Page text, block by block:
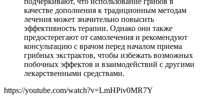
качестве дополнения к традиционным методам
лечения может значительно повысить
эффективность терапии. Однако они также
предостерегают от самолечения и рекомендуют
консультацию с врачом перед началом приема
грибных экстрактов, чтобы избежать возможных
побочных эффектов и взаимодействий с другими
лекарственными средствами.
https://youtube.com/watch?v=LmHPiv0MR7Y